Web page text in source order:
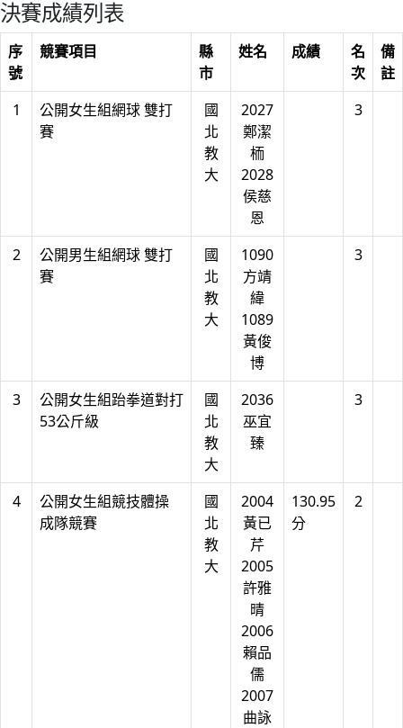
決賽成績列表
序
號
競賽項目
縣
市
姓名 成績
名
次
備
註
1
公開女生組網球 雙打
賽
國
北
教
大
2027
鄭潔
栭
2028
侯慈
恩
3
2
公開男生組網球 雙打
賽
國
北
教
大
1090
方靖
緯
1089
黃俊
博
3
3
公開女生組跆拳道對打
53公斤級
國
北
教
大
2036
巫宜
臻
3
4
公開女生組競技體操
成隊競賽
國
北
教
大
2004
黃已
芹
2005
許雅
晴
2006
賴品
儒
2007
曲詠
130.95
分
2